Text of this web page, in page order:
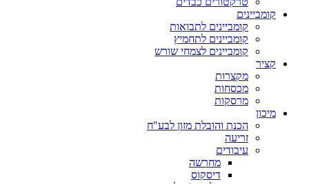
קומביינים
קומביינים לתבואות
קומביינים לתחמיץ
קומביינים לצמחי שורש
קציר
מקצרות
מכסחות
מרסקות
מיכון
הכנת והובלת מזון לבע"ח
זריעה
עיבודים
מחרשה
דיסקוס